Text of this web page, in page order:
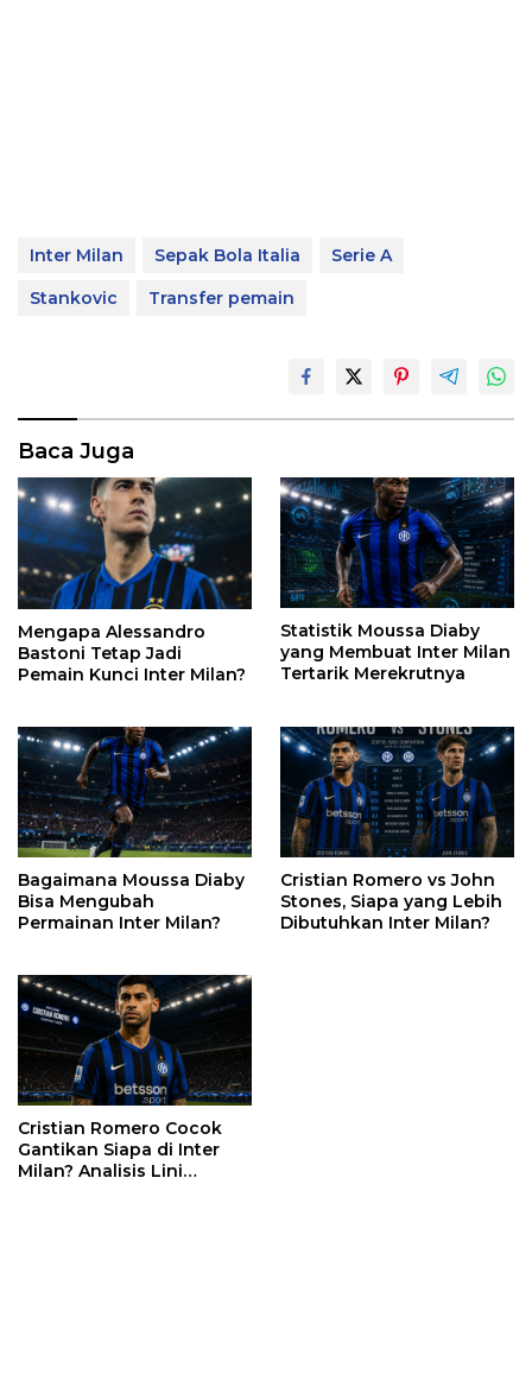
Inter Milan Sepak Bola Italia
Serie A
Stankovic
Transfer pemain
Baca Juga
Mengapa Alessandro
Bastoni Tetap Jadi
Pemain Kunci Inter Milan?
Statistik Moussa Diaby
yang Membuat Inter Milan
Tertarik Merekrutnya
Bagaimana Moussa Diaby
Bisa Mengubah
Permainan Inter Milan?
Cristian Romero vs John
Stones, Siapa yang Lebih
Dibutuhkan Inter Milan?
Cristian Romero Cocok
Gantikan Siapa di Inter
Milan? Analisis Lini